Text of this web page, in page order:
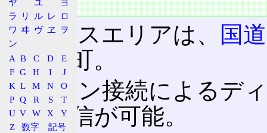
特徴
サービスエリアは、
国
92市区町。
パソコン接続によるデ
ット通信が可能。
ラ
リ ル レ ロ
ワ ヰ ヴ ヱ
ヲ
ン
A B C D
E
F G H I
J
K L M N
O
P Q R S
T
U V W X
Y
Z
数字 記号